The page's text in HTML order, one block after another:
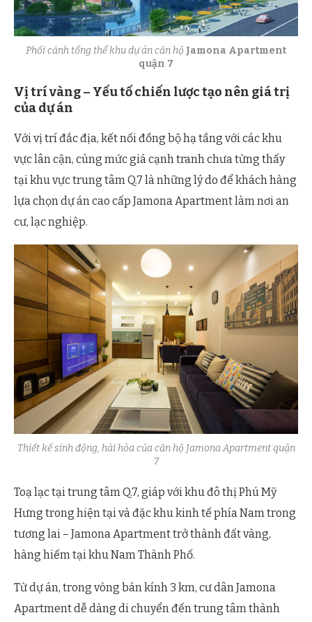
Phối cảnh tổng thể khu dự án căn hộ Jamona Apartment
quận 7
Vị trí vàng – Yếu tố chiến lược tạo nên giá trị
của dự án
Với vị trí đắc địa, kết nối đồng bộ hạ tầng với các khu
vực lân cận, cùng mức giá cạnh tranh chưa từng thấy
tại khu vực trung tâm Q.7 là những lý do để khách hàng
lựa chọn dự án cao cấp Jamona Apartment làm nơi an
cư, lạc nghiệp.
Thiết kế sinh động, hài hòa của căn hộ Jamona Apartment quận
7
Toạ lạc tại trung tâm Q.7, giáp với khu đô thị Phú Mỹ
Hưng trong hiện tại và đặc khu kinh tế phía Nam trong
tương lai – Jamona Apartment trở thành đất vàng,
hàng hiếm tại khu Nam Thành Phố.
Từ dự án, trong vòng bán kính 3 km, cư dân Jamona
Apartment dễ dàng di chuyển đến trung tâm thành